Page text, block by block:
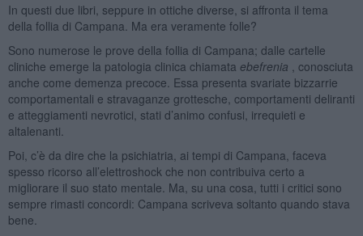
In questi due libri, seppure in ottiche diverse, si affronta il tema
della follia di Campana. Ma era veramente folle?
Sono numerose le prove della follia di Campana; dalle cartelle
cliniche emerge la patologia clinica chiamata ebefrenia
, conosciuta
anche come demenza precoce. Essa presenta svariate bizzarrie
comportamentali e stravaganze grottesche, comportamenti deliranti
e atteggiamenti nevrotici, stati d’animo confusi, irrequieti e
altalenanti.
Poi, c’è da dire che la psichiatria, ai tempi di Campana, faceva
spesso ricorso all’elettroshock che non contribuiva certo a
migliorare il suo stato mentale. Ma, su una cosa, tutti i critici sono
sempre rimasti concordi: Campana scriveva soltanto quando stava
bene.